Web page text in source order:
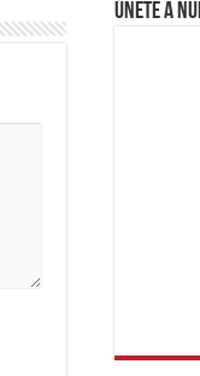
Únete a